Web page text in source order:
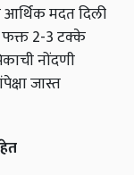
मदत दिली
फक्त 2-3 टक्के
नोंदणी
जास्त